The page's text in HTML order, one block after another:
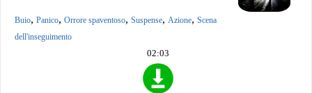
Buio, Panico, Orrore spaventoso, Suspense, Azione, Scena
dell'inseguimento
02:03